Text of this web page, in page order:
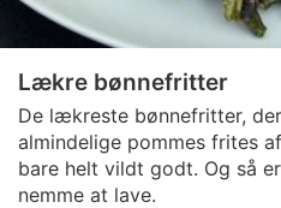
Lækre bønnefritter
De lækreste bønnefritter,
almindelige pommes frites
bare helt vildt godt. Og så
nemme at lave.